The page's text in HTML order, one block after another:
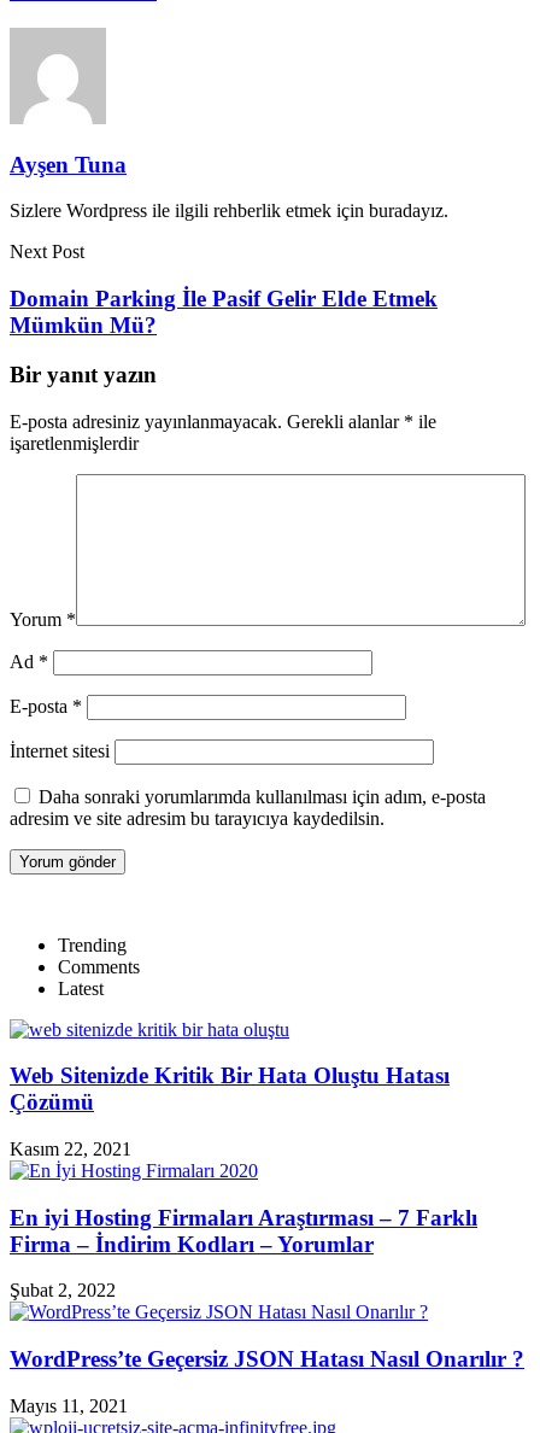
Ayşen Tuna
Sizlere Wordpress ile ilgili rehberlik etmek için buradayız.
Next Post
Domain Parking İle Pasif Gelir Elde Etmek
Mümkün Mü?
Bir yanıt yazın
E-posta adresiniz yayınlanmayacak. Gerekli alanlar * ile
işaretlenmişlerdir
Yorum *
Ad *
E-posta *
İnternet sitesi
Daha sonraki yorumlarımda kullanılması için adım, e-posta
adresim ve site adresim bu tarayıcıya kaydedilsin.
Trending
Comments
Latest
Web Sitenizde Kritik Bir Hata Oluştu Hatası
Çözümü
Kasım 22, 2021
En iyi Hosting Firmaları Araştırması – 7 Farklı
Firma – İndirim Kodları – Yorumlar
Şubat 2, 2022
WordPress’te Geçersiz JSON Hatası Nasıl Onarılır ?
Mayıs 11, 2021